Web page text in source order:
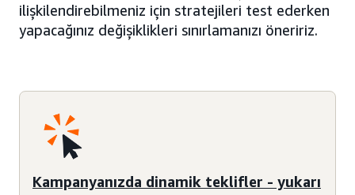
ilişkilendirebilmeniz için stratejileri test ederken
yapacağınız değişiklikleri sınırlamanızı öneririz.
Kampanyanızda dinamik teklifler - yukarı